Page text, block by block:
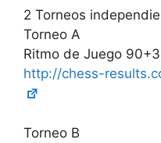
2 Torneos
Torneo A
Ritmo de Juego
http://chess-
Torneo B